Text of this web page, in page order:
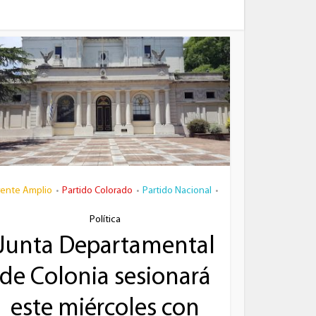
Amplio • Partido Colorado • Partido Nacional •
Política
Departamental
de Colonia sesionará
este miércoles con